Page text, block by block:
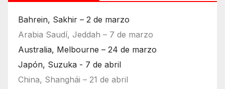
Bahrein, Sakhir – 2 de marzo
Arabia Saudí, Jeddah – 7 de marzo
Australia, Melbourne – 24 de marzo
Japón, Suzuka - 7 de abril
China, Shanghái – 21 de abril